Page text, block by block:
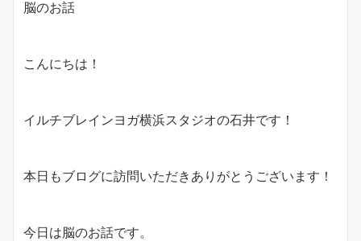
脳のお話
こんにちは！
イルチブレインヨガ横浜スタジオの石井です！
本日もブログに訪問いただきありがとうございます！
今日は脳のお話です。